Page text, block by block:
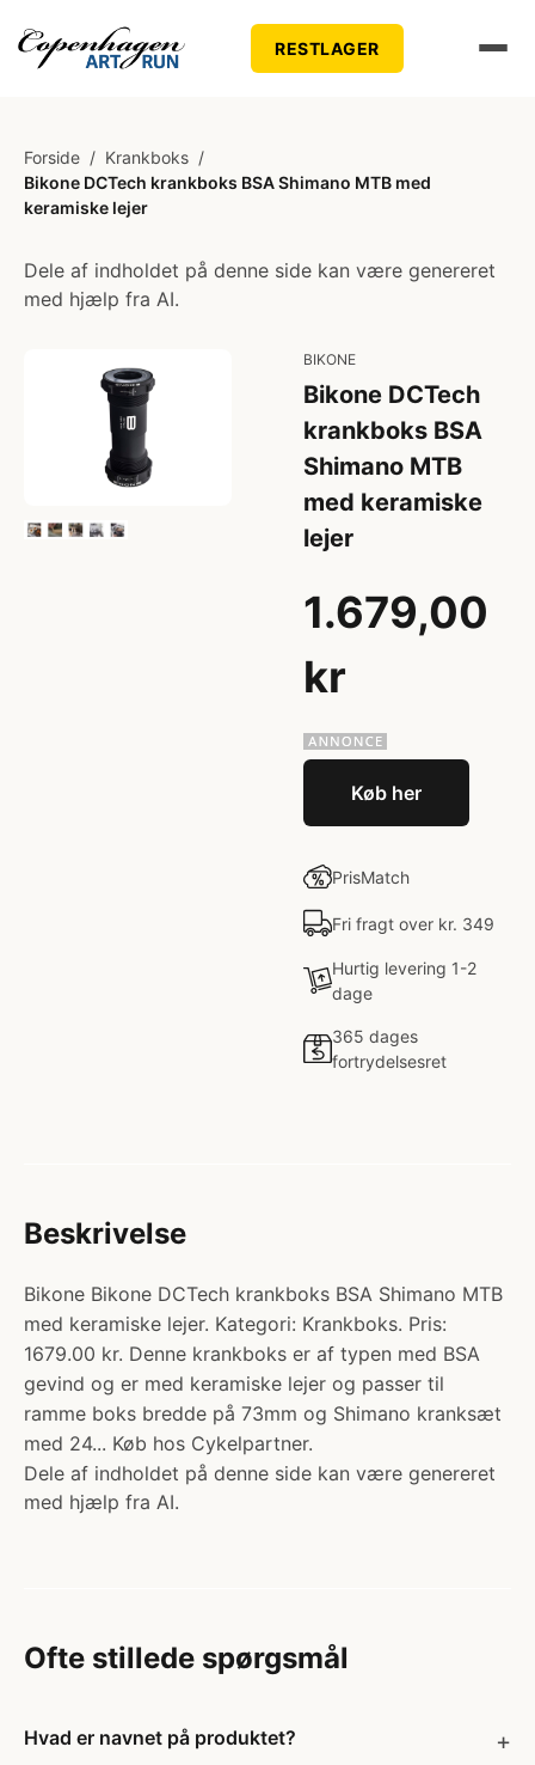
RESTLAGER
Forside / Krankboks /
Bikone DCTech krankboks BSA Shimano MTB med
keramiske lejer
Dele af indholdet på denne side kan være genereret
med hjælp fra AI.
BIKONE
Bikone DCTech
krankboks BSA
Shimano MTB
med keramiske
lejer
1.679,00
kr
Køb her
PrisMatch
Fri fragt over kr. 349
Hurtig levering 1-2
dage
365 dages
fortrydelsesret
Beskrivelse
Bikone Bikone DCTech krankboks BSA Shimano MTB
med keramiske lejer. Kategori: Krankboks. Pris:
1679.00 kr. Denne krankboks er af typen med BSA
gevind og er med keramiske lejer og passer til
ramme boks bredde på 73mm og Shimano kranksæt
med 24... Køb hos Cykelpartner.
Dele af indholdet på denne side kan være genereret
med hjælp fra AI.
Ofte stillede spørgsmål
Hvad er navnet på produktet?